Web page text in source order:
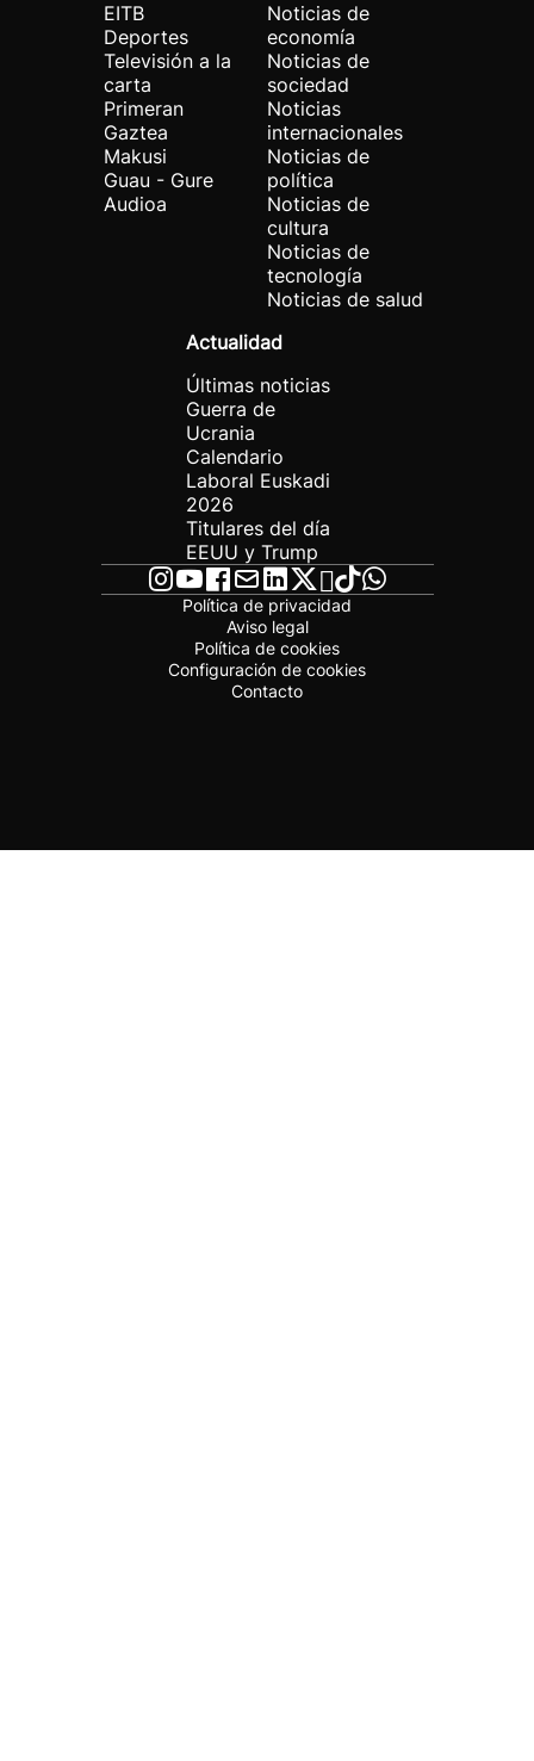
EITB
Deportes
Televisión a la
carta
Primeran
Gaztea
Makusi
Guau - Gure
Audioa
Noticias de
economía
Noticias de
sociedad
Noticias
internacionales
Noticias de
política
Noticias de
cultura
Noticias de
tecnología
Noticias de salud
Actualidad
Últimas noticias
Guerra de
Ucrania
Calendario
Laboral Euskadi
2026
Titulares del día
EEUU y Trump
Política de privacidad
Aviso legal
Política de cookies
Configuración de cookies
Contacto